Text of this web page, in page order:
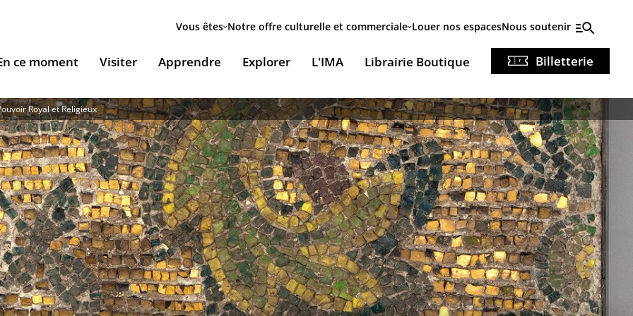
secondaire
Vous êtes Notre offre culturelle et commerciale Louer nos espacesNous soutenir
ce moment
LES RENDEZ-VOUS
Les Jeudis de l’IMA
Ici & Maintenant
Falsafa I Les RDV de la philosophie arabe
Les Samedis de la poésie
Rencontres littéraires de l’IMA
Les escales musicales du musée
Visiter
ACCUEILLENT
Shahid
Café littéraire et self
Apprendre
& PÉDAGOGIE
le monde arabe
pédagogiques
documentaires
le portail documentaire de l'IMA
/ Emprunter des livres et des médias à la
de l'IMA
Explorer L'IMA
Accueillir nos expositions / Host our exhibitions
Ingénierie culturelle
Documents institutionnels
Nous rejoindre / Carrières
Mécènes et sponsors
Nous contacter
Librairie Boutique Billetterie
Royal et Religieux